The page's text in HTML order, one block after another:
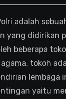
adalah
yang didirikan
beberapa
tokoh
lembaga
yaitu